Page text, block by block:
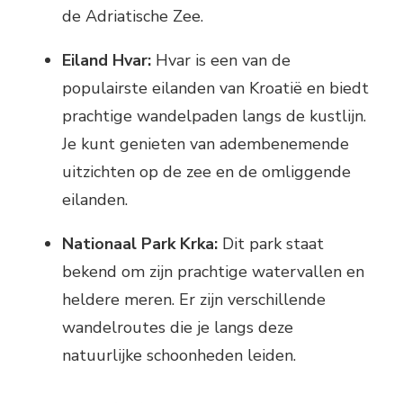
de Adriatische Zee.
Eiland Hvar: Hvar is een van de
populairste eilanden van Kroatië en biedt
prachtige wandelpaden langs de kustlijn.
Je kunt genieten van adembenemende
uitzichten op de zee en de omliggende
eilanden.
Nationaal Park Krka: Dit park staat
bekend om zijn prachtige watervallen en
heldere meren. Er zijn verschillende
wandelroutes die je langs deze
natuurlijke schoonheden leiden.